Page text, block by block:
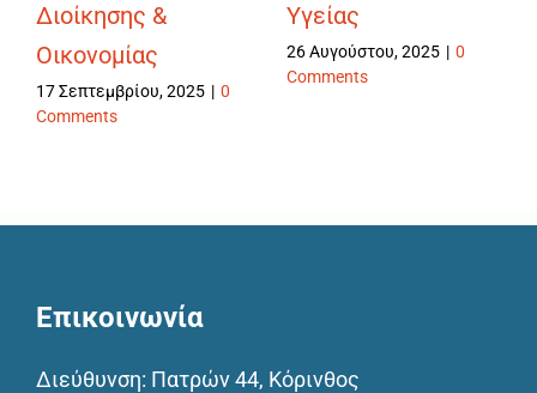
Διοίκησης &
Οικονομίας
17 Σεπτεμβρίου, 2025 | 0
Comments
Υγείας
26 Αυγούστου, 2025 | 0
Comments
Επικοινωνία
Διεύθυνση: Πατρών 44, Κόρινθος